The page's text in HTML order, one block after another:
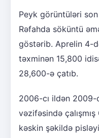
Peyk görüntüləri
Rəfahda söküntü
göstərib. Aprelin 4-
təxminən 15,800
28,600-ə çatıb.
2006-cı ildən
vəzifəsində
kəskin şəkildə